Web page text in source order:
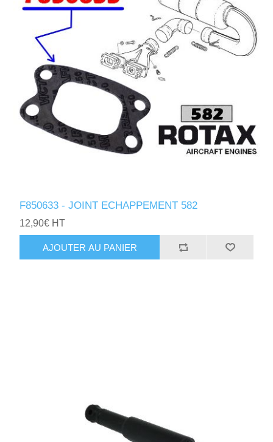
F850633 - JOINT ECHAPPEMENT 582
12,90€ HT
AJOUTER AU PANIER